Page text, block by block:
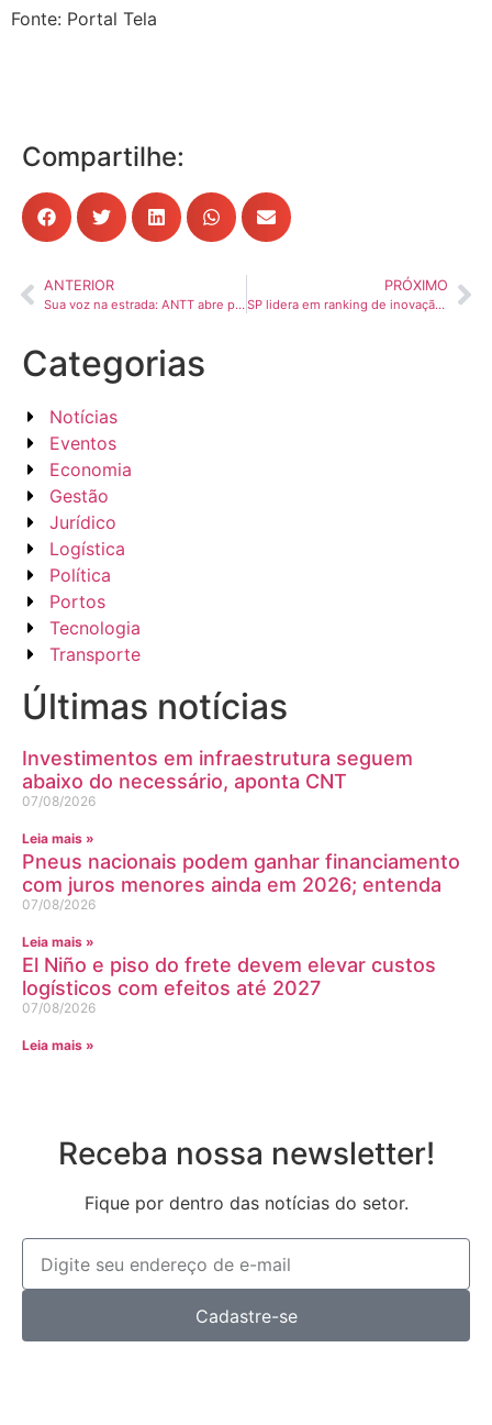
Fonte: Portal Tela
Compartilhe:
ANTERIOR
Sua voz na estrada: ANTT abre pesquisa para revisão do Piso Mínimo de Frete
PRÓXIMO
SP lidera em ranking de inovação no país
Categorias
Notícias
Eventos
Economia
Gestão
Jurídico
Logística
Política
Portos
Tecnologia
Transporte
Últimas notícias
Investimentos em infraestrutura seguem
abaixo do necessário, aponta CNT
07/08/2026
Leia mais »
Pneus nacionais podem ganhar financiamento
com juros menores ainda em 2026; entenda
07/08/2026
Leia mais »
El Niño e piso do frete devem elevar custos
logísticos com efeitos até 2027
07/08/2026
Leia mais »
Receba nossa newsletter!
Fique por dentro das notícias do setor.
Cadastre-se